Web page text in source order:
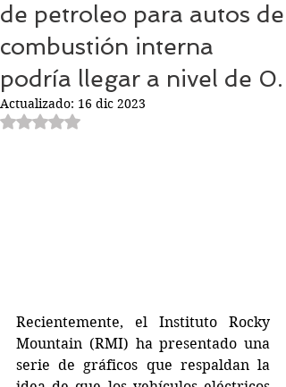
de petroleo para autos de
combustión interna
podría llegar a nivel de 0.
Actualizado: 16 dic 2023
Obtuvo NaN de 5 estrellas.
Recientemente, el Instituto Rocky
Mountain (RMI) ha presentado una
serie de gráficos que respaldan la